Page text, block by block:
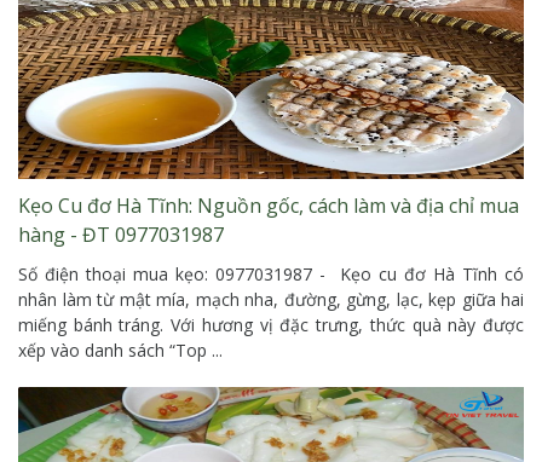
Kẹo Cu đơ Hà Tĩnh: Nguồn gốc, cách làm và địa chỉ mua
hàng - ĐT 0977031987
Số điện thoại mua kẹo: 0977031987 - Kẹo cu đơ Hà Tĩnh có
nhân làm từ mật mía, mạch nha, đường, gừng, lạc, kẹp giữa hai
miếng bánh tráng. Với hương vị đặc trưng, thức quà này được
xếp vào danh sách “Top ...